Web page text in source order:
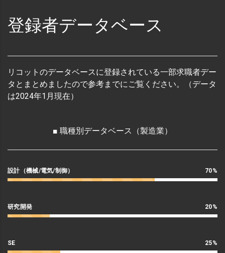
登録者データベース
リコットのデータベースに登録されている一部求職者デー
タとまとめましたので参考までにご覧ください。（データ
は2024年1月現在）
■ 職種別データベース（製造業）
設計（機械/電気/制御） 70%
研究開発 20%
SE 25%